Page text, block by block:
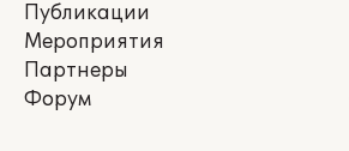
Публикации
Мероприятия
Партнеры
Форум